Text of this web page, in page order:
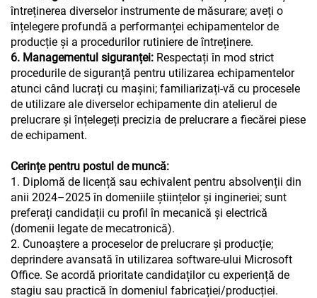
întreținerea diverselor instrumente de măsurare; aveți o
înțelegere profundă a performanței echipamentelor de
producție și a procedurilor rutiniere de întreținere.
6. Managementul siguranței: Respectați în mod strict
procedurile de siguranță pentru utilizarea echipamentelor
atunci când lucrați cu mașini; familiarizați-vă cu procesele
de utilizare ale diverselor echipamente din atelierul de
prelucrare și înțelegeți precizia de prelucrare a fiecărei piese
de echipament.
Cerințe pentru postul de muncă:
1. Diplomă de licență sau echivalent pentru absolvenții din
anii 2024–2025 în domeniile științelor și ingineriei; sunt
preferați candidații cu profil în mecanică și electrică
(domenii legate de mecatronică).
2. Cunoaștere a proceselor de prelucrare și producție;
deprindere avansată în utilizarea software-ului Microsoft
Office. Se acordă prioritate candidaților cu experiență de
stagiu sau practică în domeniul fabricației/producției.